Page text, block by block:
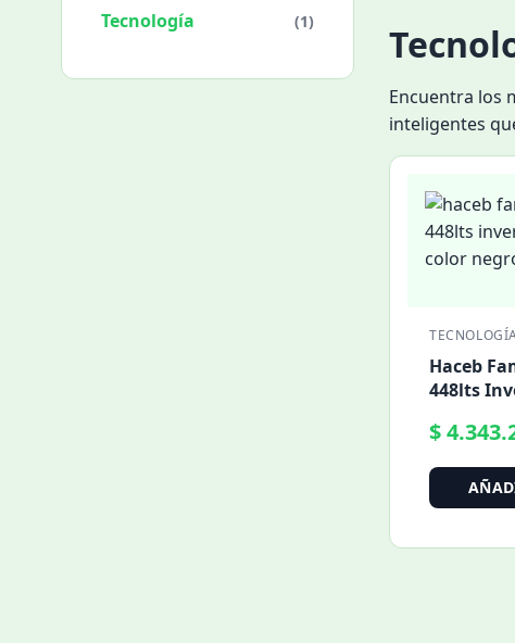
Tecnología (1)
Encuentra los
inteligentes
Haceb
448lts
$